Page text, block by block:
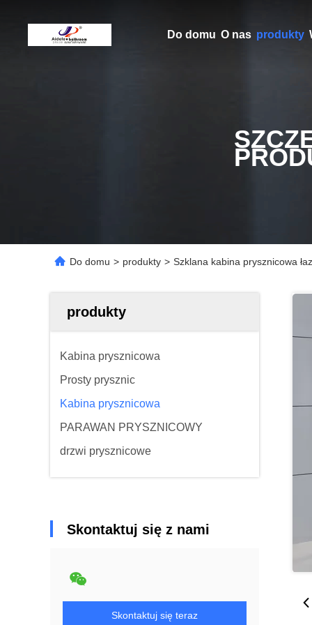
Do domu O nas produkty
Do domu > produkty > Szklana kabina prysznicowa
produkty
Kabina prysznicowa
Prosty prysznic
Kabina prysznicowa
PARAWAN PRYSZNICOWY
drzwi prysznicowe
Skontaktuj się z nami
Skontaktuj się teraz